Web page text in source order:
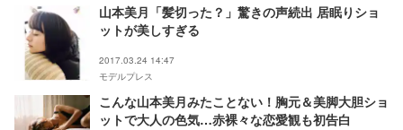
山本美月「髪切った？」驚きの声続出 居眠りショ
ットが美しすぎる
2017.03.24 14:47
モデルプレス
こんな山本美月みたことない！胸元＆美脚大胆ショ
ットで大人の色気…赤裸々な恋愛観も初告白